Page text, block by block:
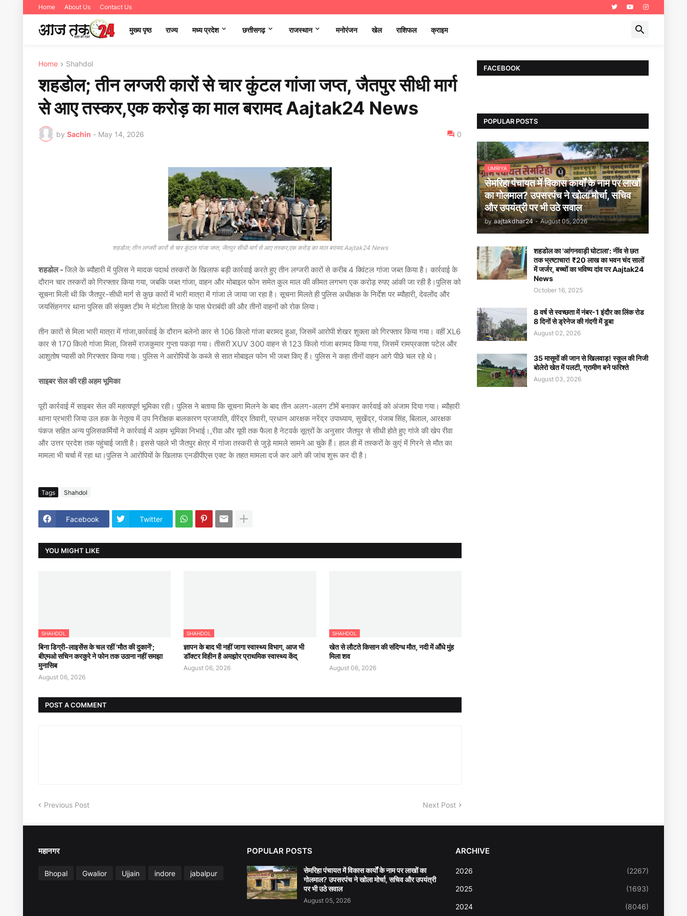
Home About Us Contact Us
मुख्य पृष्ठ राज्य मध्‍य प्रदेश छत्तीसगढ़ राजस्थान मनोरंजन खेल राशिफल क्राइम
Home Shahdol
शहडोल; तीन लग्जरी कारों से चार कुंटल गांजा जप्त, जैतपुर सीधी मार्ग
से आए तस्कर,एक करोड़ का माल बरामद Aajtak24 News
by Sachin - May 14, 2026 0
शहडोल; तीन लग्जरी कारों से चार कुंटल गांजा जप्त, जैतपुर सीधी मार्ग से आए तस्कर,एक करोड़ का माल बरामद Aajtak24 News
शहडोल - जिले के ब्यौहारी में पुलिस ने मादक पदार्थ तस्करों के खिलाफ बड़ी कार्रवाई करते हुए तीन लग्जरी कारों से करीब 4 क्विंटल गांजा जब्त किया है। कार्रवाई के
दौरान चार तस्करों को गिरफ्तार किया गया, जबकि जब्त गांजा, वाहन और मोबाइल फोन समेत कुल माल की कीमत लगभग एक करोड़ रुपए आंकी जा रही है।पुलिस को
सूचना मिली थी कि जैतपुर-सीधी मार्ग से कुछ कारों में भारी मात्रा में गांजा ले जाया जा रहा है। सूचना मिलते ही पुलिस अधीक्षक के निर्देश पर ब्यौहारी, देवलोंद और
जयसिंहनगर थाना पुलिस की संयुक्त टीम ने मंटोला तिराहे के पास घेराबंदी की और तीनों वाहनों को रोक लिया।
तीन कारों से मिला भारी मात्रा में गांजा,कार्रवाई के दौरान बलेनो कार से 106 किलो गांजा बरामद हुआ, जिसमें आरोपी शेखर शुक्ला को गिरफ्तार किया गया। वहीं XL6
कार से 170 किलो गांजा मिला, जिसमें राजकुमार गुप्ता पकड़ा गया। तीसरी XUV 300 वाहन से 123 किलो गांजा बरामद किया गया, जिसमें रामप्रकाश पटेल और
आशुतोष प्यासी को गिरफ्तार किया गया। पुलिस ने आरोपियों के कब्जे से सात मोबाइल फोन भी जब्त किए हैं। पुलिस ने कहा तीनों वाहन आगे पीछे चल रहे थे।
साइबर सेल की रही अहम भूमिका
पूरी कार्रवाई में साइबर सेल की महत्वपूर्ण भूमिका रही। पुलिस ने बताया कि सूचना मिलने के बाद तीन अलग-अलग टीमें बनाकर कार्रवाई को अंजाम दिया गया। ब्यौहारी
थाना प्रभारी जिया उल हक के नेतृत्व में उप निरीक्षक बालकारण प्रजापति, वीरेंद्र तिवारी, प्रधान आरक्षक नरेंद्र उपाध्याय, सुखेंद्र, पंजाब सिंह, बिलाल, आरक्षक
पंकज सहित अन्य पुलिसकर्मियों ने कार्रवाई में अहम भूमिका निभाई।,रीवा और यूपी तक फैला है नेटवर्क सूत्रों के अनुसार जैतपुर से सीधी होते हुए गांजे की खेप रीवा
और उत्तर प्रदेश तक पहुंचाई जाती है। इससे पहले भी जैतपुर क्षेत्र में गांजा तस्करी से जुड़े मामले सामने आ चुके हैं। हाल ही में तस्करों के कुएं में गिरने से मौत का
मामला भी चर्चा में रहा था।पुलिस ने आरोपियों के खिलाफ एनडीपीएस एक्ट के तहत मामला दर्ज कर आगे की जांच शुरू कर दी है।
Tags Shahdol
Facebook Twitter
YOU MIGHT LIKE
SHAHDOL
बिना डिग्री-लाइसेंस के चल रहीं 'मौत की दुकानें';
बीएमओ सचिन करकुरे ने फोन तक उठाना नहीं समझा
मुनासिब
August 06, 2026
SHAHDOL
ज्ञापन के बाद भी नहीं जागा स्वास्थ्य विभाग, आज भी
डॉक्टर विहीन है अमझोर प्राथमिक स्वास्थ्य केंद्
August 06, 2026
SHAHDOL
खेत से लौटते किसान की संदिग्ध मौत, नदी में औंधे मुंह
मिला शव
August 06, 2026
POST A COMMENT
Previous Post Next Post
FACEBOOK
POPULAR POSTS
UMRIYA
सेमरिहा पंचायत में विकास कार्यों के नाम पर लाखों
का गोलमाल? उपसरपंच ने खोला मोर्चा, सचिव
और उपयंत्री पर भी उठे सवाल
by aajtakdhar24 - August 05, 2026
शहडोल का 'आंगनवाड़ी घोटाला': नींव से छत
तक भ्रष्टाचार! ₹20 लाख का भवन चंद सालों
में जर्जर, बच्चों का भविष्य दांव पर Aajtak24
News
October 16, 2025
8 वर्ष से स्वच्छता में नंबर-1 इंदौर का लिंक रोड
8 दिनों से ड्रेनेज की गंदगी में डूबा
August 02, 2026
35 मासूमों की जान से खिलवाड़! स्कूल की निजी
बोलेरो खेत में पलटी, ग्रामीण बने फरिश्ते
August 03, 2026
महानगर
Bhopal Gwalior Ujjain indore jabalpur
POPULAR POSTS
सेमरिहा पंचायत में विकास कार्यों के नाम पर लाखों का
गोलमाल? उपसरपंच ने खोला मोर्चा, सचिव और उपयंत्री
पर भी उठे सवाल
August 05, 2026
ARCHIVE
2026 (2267)
2025 (1693)
2024 (8046)